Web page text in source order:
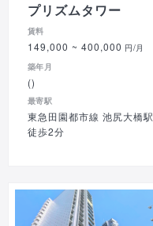
プリズムタワー
賃料
149,000 ~ 400,000 円/月
築年月
()
最寄駅
東急田園都市線 池尻大橋駅
徒歩2分